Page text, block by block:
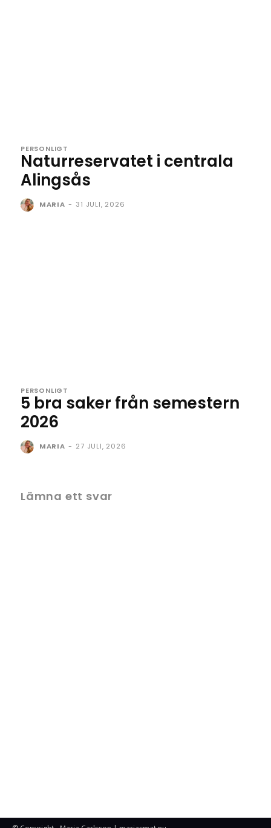
PERSONLIGT
Naturreservatet i centrala
Alingsås
MARIA - 31 JULI, 2026
PERSONLIGT
5 bra saker från semestern
2026
MARIA - 27 JULI, 2026
Lämna ett svar